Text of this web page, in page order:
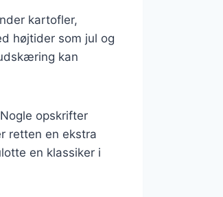
kartofler,
højtider som jul og
kan
opskrifter
retten en ekstra
en klassiker i